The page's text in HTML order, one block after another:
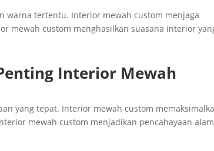
warna tertentu. Interior mewah custom menjaga
mewah custom menghasilkan suasana interior
Interior Mewah
yang tepat. Interior mewah custom
mewah custom menjadikan pencahayaan